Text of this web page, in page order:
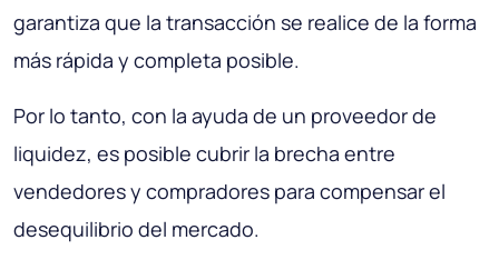
garantiza que la transacción se realice de la forma
más rápida y completa posible.
Por lo tanto, con la ayuda de un proveedor de
liquidez, es posible cubrir la brecha entre
vendedores y compradores para compensar el
desequilibrio del mercado.